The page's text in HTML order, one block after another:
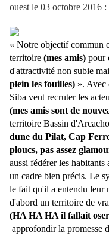
ouest le 03 octobre 2016 :
« Notre objectif commun
territoire (mes amis) pour
d'attractivité non subie
plein les fouilles) ». Avec
Siba veut recruter les
(mes amis sont de
territoire Bassin
dune du Pilat, Cap
ploucs, pas assez
aussi fédérer les
un cadre bien précis. Le
le fait qu'il a entendu leur
d'abord un territoire de
(HA HA HA il fallait
approfondir la promesse